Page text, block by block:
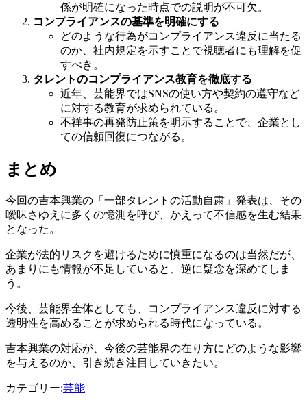
係が明確になった時点での説明が不可欠。
コンプライアンスの基準を明確にする
どのような行為がコンプライアンス違反に当たる
のか、社内規定を示すことで視聴者にも理解を促
すべき。
タレントのコンプライアンス教育を徹底する
近年、芸能界ではSNSの使い方や契約の遵守など
に対する教育が求められている。
不祥事の再発防止策を明示することで、企業とし
ての信頼回復につながる。
まとめ
今回の吉本興業の「一部タレントの活動自粛」発表は、その
曖昧さゆえに多くの憶測を呼び、かえって不信感を生む結果
となった。
企業が法的リスクを避けるために慎重になるのは当然だが、
あまりにも情報が不足していると、逆に疑念を深めてしま
う。
今後、芸能界全体としても、コンプライアンス違反に対する
透明性を高めることが求められる時代になっている。
吉本興業の対応が、今後の芸能界の在り方にどのような影響
を与えるのか、引き続き注目していきたい。
カテゴリー:芸能